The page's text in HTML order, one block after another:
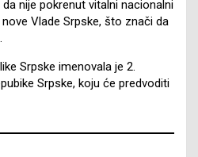
nije pokrenut vitalni nacionalni
Vlade Srpske, što znači da
Srpske imenovala je 2.
Srpske, koju će predvoditi